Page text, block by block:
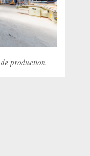
production.